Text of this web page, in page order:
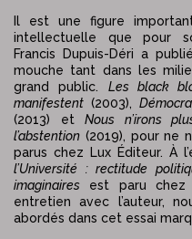
Il est une figure
intellectuelle que pour
Francis Dupuis-Déri a
mouche tant dans les
grand public. Les black
manifestent (2003),
(2013) etNous n’irons
l’abstention (2019), pour ne
parus chez Lux Éditeur. À
l’Université : rectitude
imaginaires est paru chez
entretien avec l’auteur,
abordés dans cet essai